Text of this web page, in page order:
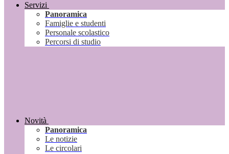
Servizi
Panoramica
Famiglie e studenti
Personale scolastico
Percorsi di studio
Novità
Panoramica
Le notizie
Le circolari